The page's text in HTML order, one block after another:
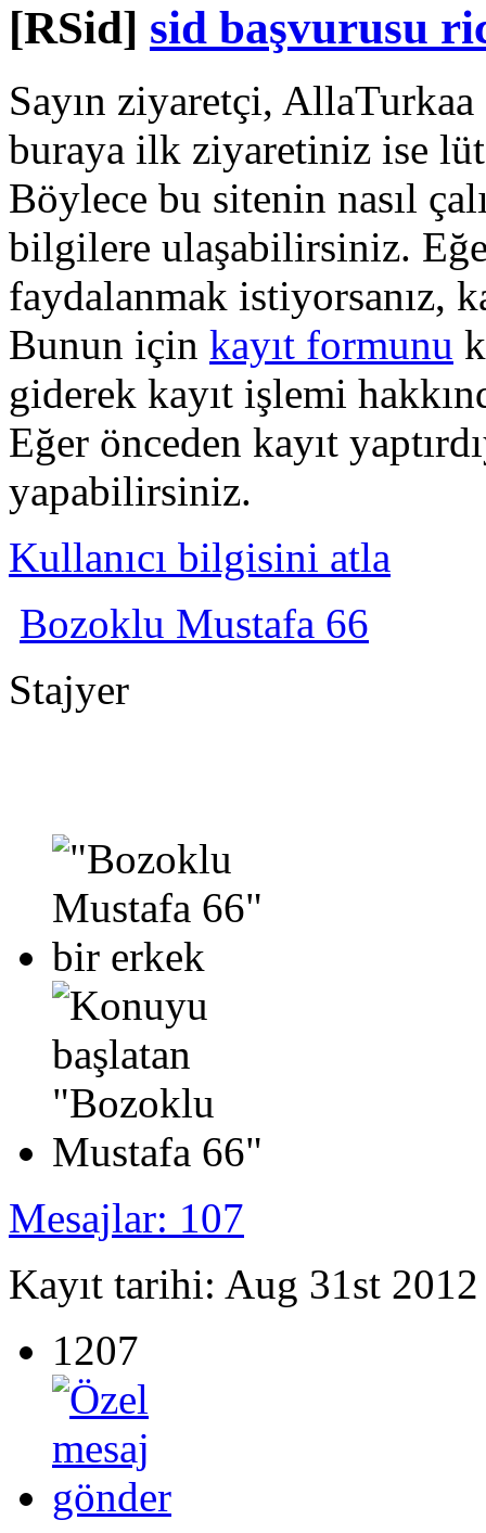
[RSid] sid başvurusu
Sayın ziyaretçi,
buraya ilk ziyaretiniz ise
Böylece bu sitenin nasıl
bilgilere ulaşabilirsiniz.
faydalanmak istiyorsanız,
Bunun için kayıt formunu
giderek kayıt işlemi
Eğer önceden kayıt
yapabilirsiniz.
Kullanıcı bilgisini atla
Bozoklu Mustafa 66
Stajyer
Mesajlar: 107
Kayıt tarihi: Aug 31st 2012
1207